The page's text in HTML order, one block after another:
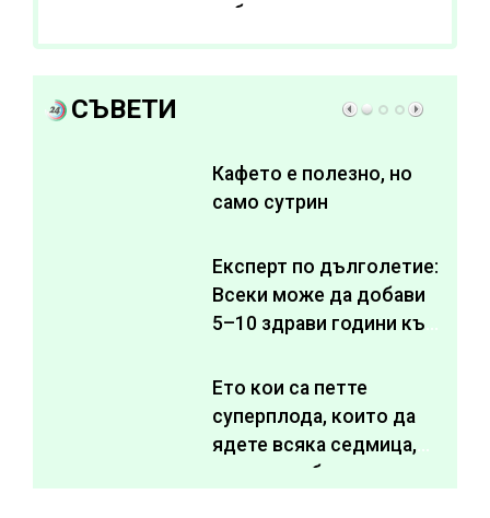
субстанции за
отслабване
СЪВЕТИ
Кафето е полезно, но
само сутрин
Експерт по дълголетие:
Всеки може да добави
5–10 здрави години към
Ето кои са петте
суперплода, които да
ядете всяка седмица,
за да подобрите